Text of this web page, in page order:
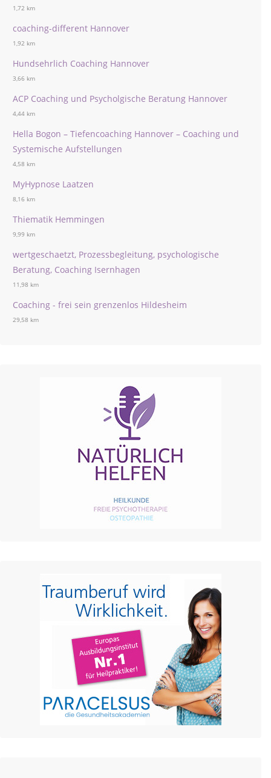
1,72 km
coaching-different Hannover
1,92 km
Hundsehrlich Coaching Hannover
3,66 km
ACP Coaching und Psycholgische Beratung Hannover
4,44 km
Hella Bogon – Tiefencoaching Hannover – Coaching und
Systemische Aufstellungen
4,58 km
MyHypnose Laatzen
8,16 km
Thiematik Hemmingen
9,99 km
wertgeschaetzt, Prozessbegleitung, psychologische
Beratung, Coaching Isernhagen
11,98 km
Coaching - frei sein grenzenlos Hildesheim
29,58 km